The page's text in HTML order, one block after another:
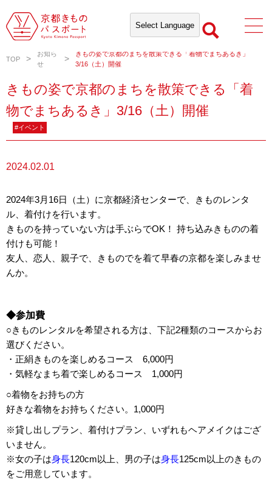
TOP
お知ら
せ
きもの姿で京都のまちを散策できる「着物でまちあるき」
3/16（土）開催
きもの姿で京都のまちを散策できる「着
物でまちあるき」3/16（土）開催
#イベント
2024.02.01
2024年3月16日（土）に京都経済センターで、きものレンタ
ル、着付けを行います。
きものを持っていない方は手ぶらでOK！ 持ち込みきものの着
付けも可能！
友人、恋人、親子で、きものでを着て早春の京都を楽しみませ
んか。
◆参加費
○きものレンタルを希望される方は、下記2種類のコースからお
選びください。
・正絹きものを楽しめるコース 6,000円
・気軽なまち着で楽しめるコース 1,000円
○着物をお持ちの方
好きな着物をお持ちください。1,000円
※貸し出しプラン、着付けプラン、いずれもヘアメイクはござ
いません。
※女の子は身長120cm以上、男の子は身長125cm以上のきもの
をご用意しています。